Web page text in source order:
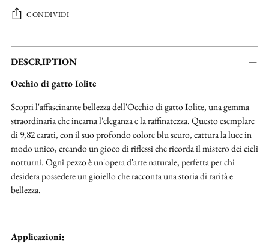
CONDIVIDI
Aggiungere
un
al
carrello...
DESCRIPTION
Occhio di gatto Iolite
Scopri l'affascinante bellezza dell'Occhio di gatto Iolite, una gemma
straordinaria che incarna l'eleganza e la raffinatezza. Questo esemplare
di 9,82 carati, con il suo profondo colore blu scuro, cattura la luce in
modo unico, creando un gioco di riflessi che ricorda il mistero dei cieli
notturni. Ogni pezzo è un'opera d'arte naturale, perfetta per chi
desidera possedere un gioiello che racconta una storia di rarità e
bellezza.
Applicazioni: